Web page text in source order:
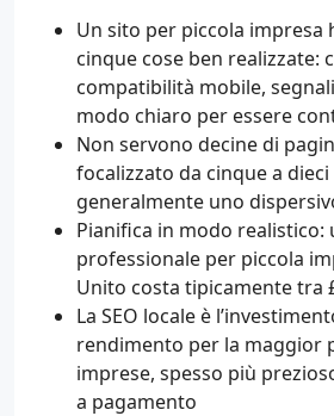
Un sito per piccola impresa
cinque cose ben realizzate:
compatibilità mobile,
modo chiaro per essere
Non servono decine di
focalizzato da cinque a
generalmente uno
Pianifica in modo realistico:
professionale per piccola
Unito costa tipicamente tra
La SEO locale è
rendimento per la maggior
imprese, spesso più
a pagamento